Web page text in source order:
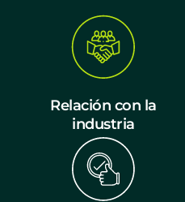
Relación con la
industria